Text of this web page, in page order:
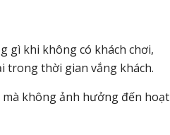
gì khi không có khách chơi,
trong thời gian vắng khách.
không ảnh hưởng đến hoạt